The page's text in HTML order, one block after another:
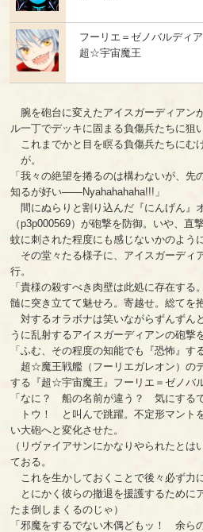
フーリエ＝ゼノバルディ
超☆宇宙魔王
腕を砲台に変えたアイスガーディアン
ル一丁でデッキに固まる負傷兵たちに狙
これまでかと目を瞑る負傷兵たちにむ
が。
「我々の絶望を捲るのは構わないが、先
知るが好い――Nyahahahaha!!!」
間にぬらりと割り込んだ『にんげん』
（p3p000569）が砲撃を防御。いや、直
蚊に刺された程度にも感じないかのよう
その堂々たる様子に、アイスガーディ
行。
「貴様の殺すべき肉壁は此処に存在す
髄に突き立てて魅せろ。寄越せ。総てを
対するオラボナは笑いながらずんずん
うに乱射するアイスガーディアンの砲撃
「ふむ、その程度の知能でも『恐怖』す
超☆魔王戦艦（フーリエガレオン）の
する『超☆宇宙魔王』フーリエ＝ゼノバ
「なに？ 船の名前が違う？ 気にするで
トウ！ と叫んで跳躍。不定形マント
い大砲へと変化させた。
（リヴァイアサンにかなりやられたとは
ておる。
これを生かしておくことで後々必ず力
とにかく彼らの撤退を援護するために
たま倒しまくるのじゃ）
「邪魔をするでない木偶どもッ！ 余ら